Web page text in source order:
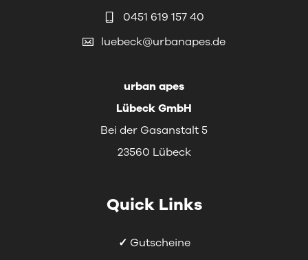
0451 619 157 40
luebeck@urbanapes.de
urban apes
Lübeck GmbH
Bei der Gasanstalt 5
23560 Lübeck
Quick Links
✓ Gutscheine